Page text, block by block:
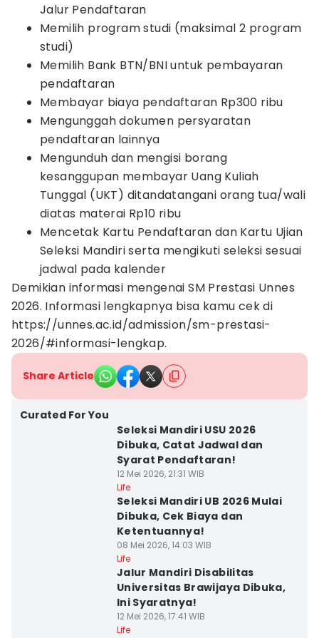
Jalur Pendaftaran
Memilih program studi (maksimal 2 program
studi)
Memilih Bank BTN/BNI untuk pembayaran
pendaftaran
Membayar biaya pendaftaran Rp300 ribu
Mengunggah dokumen persyaratan
pendaftaran lainnya
Mengunduh dan mengisi borang
kesanggupan membayar Uang Kuliah
Tunggal (UKT) ditandatangani orang tua/wali
diatas materai Rp10 ribu
Mencetak Kartu Pendaftaran dan Kartu Ujian
Seleksi Mandiri serta mengikuti seleksi sesuai
jadwal pada kalender
Demikian informasi mengenai SM Prestasi Unnes
2026. Informasi lengkapnya bisa kamu cek di
https://unnes.ac.id/admission/sm-prestasi-
2026/#informasi-lengkap.
Share Article
Curated For You
Seleksi Mandiri USU 2026
Dibuka, Catat Jadwal dan
Syarat Pendaftaran!
12 Mei 2026, 21:31 WIB
Life
Seleksi Mandiri UB 2026 Mulai
Dibuka, Cek Biaya dan
Ketentuannya!
08 Mei 2026, 14:03 WIB
Life
Jalur Mandiri Disabilitas
Universitas Brawijaya Dibuka,
Ini Syaratnya!
12 Mei 2026, 17:41 WIB
Life